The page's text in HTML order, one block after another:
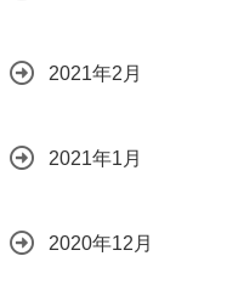
2021年2月
2021年1月
2020年12月